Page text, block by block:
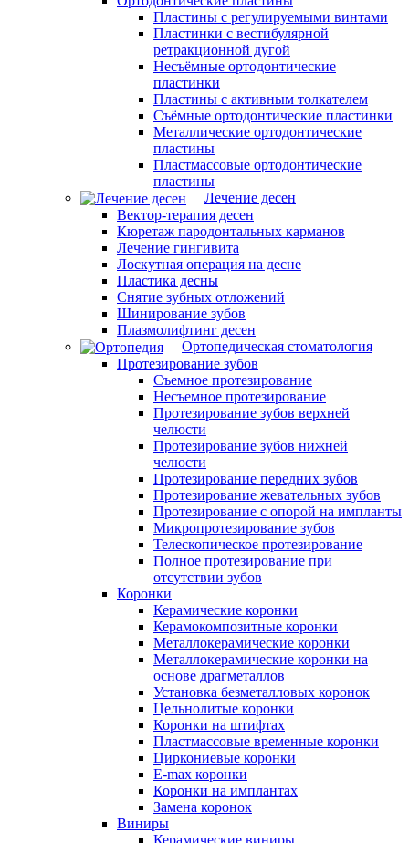
Пластины с регулируемыми винтами
Пластинки с вестибулярной
ретракционной дугой
Несъёмные ортодонтические
пластинки
Пластины с активным толкателем
Съёмные ортодонтические пластинки
Металлические ортодонтические
пластины
Пластмассовые ортодонтические
пластины
Лечение десен
Вектор-терапия десен
Кюретаж пародонтальных карманов
Лечение гингивита
Лоскутная операция на десне
Пластика десны
Снятие зубных отложений
Шинирование зубов
Плазмолифтинг десен
Ортопедическая стоматология
Протезирование зубов
Съемное протезирование
Несъемное протезирование
Протезирование зубов верхней
челюсти
Протезирование зубов нижней
челюсти
Протезирование передних зубов
Протезирование жевательных зубов
Протезирование с опорой на импланты
Микропротезирование зубов
Телескопическое протезирование
Полное протезирование при
отсутствии зубов
Коронки
Керамические коронки
Керамокомпозитные коронки
Металлокерамические коронки
Металлокерамические коронки на
основе драгметаллов
Установка безметалловых коронок
Цельнолитые коронки
Коронки на штифтах
Пластмассовые временные коронки
Циркониевые коронки
E-max коронки
Коронки на имплантах
Замена коронок
Виниры